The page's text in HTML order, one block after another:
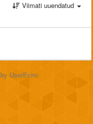
Viimati uuendatud
by UserEcho